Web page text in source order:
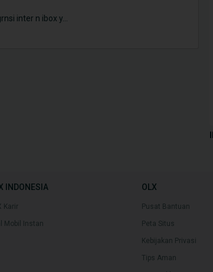
inter n ibox y
INDONESIA
Karir
Mobil Instan
OLX
Pusat Bantuan
Peta Situs
Kebijakan Privasi
Tips Aman